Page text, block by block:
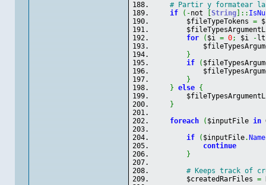
# Partir y formatear la
if
( -not String] ::
$fileTypeTokens =
for
( $i = 0; $i - lt
}
if
(
}
} else {
}
foreach
( $inputFile in
if
( $inputFile. Name
continue
}
# Keeps track of
$createdRarFiles =